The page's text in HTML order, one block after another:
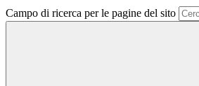
Campo di ricerca per le pagine del sito